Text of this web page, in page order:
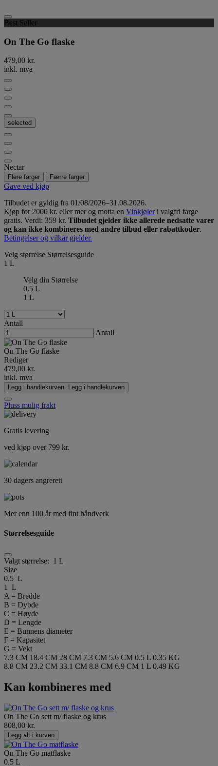
Best Seller
On The Go flaske
479,00 kr.
inkl. mva
selected
Nectar
Flere farger Færre farger
Gave ved kjøp
Tilbudet er gyldig fra 01/08/2026–31.08.2026.
Kjøp for 2000 kr. eller mer og motta en Vinkjøleri valgfri farge
gratis. Verdi: 359 kr. Tilbudet gjelder ikke allerede nedsatte varer
og kan ikke kombineres med andre tilbud eller rabattkoder.
Betingelser og vilkår gjelder.
Velg størrelse Størrelsesguide
1 L
Velg din Størrelse
0.5 L
1 L
Antall
Antall
On The Go flaske
Rediger
479,00 kr.
inkl. mva
Legg i handlekurven Legg i handlekurven
Pluss mulig frakt
Gratis levering
ved kjøp over 799 kr.
30 dagers angrerett
Mer enn 100 år med fint håndverk
Størrelsesguide
Valgt størrelse: 1 L
Size
0.5 L
1 L
A = Bredde
B = Dybde
C = Høyde
D = Lengde
E = Bunnens diameter
F = Kapasitet
G = Vekt
7.3 CM 18.4 CM 28 CM 7.3 CM 5.6 CM 0.5 L 0.35 KG
8.8 CM 23.2 CM 33.1 CM 8.8 CM 6.9 CM 1 L 0.49 KG
Kan kombineres med
On The Go sett m/ flaske og krus
808,00 kr.
Legg alt i kurven
On The Go matflaske
0.5 L